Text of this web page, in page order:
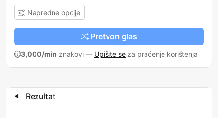
Napredne opcije
Pretvori glas
3,000/min znakovi — Upišite se za praćenje korištenja
Rezultat